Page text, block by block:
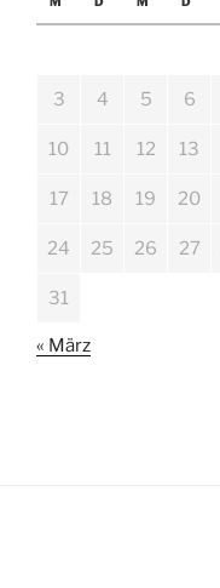
3 4 5 6
10 11 12 13
17 18 19 20
24 25 26 27
31
« März